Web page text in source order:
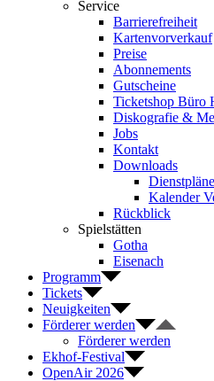
Service
Barrierefreiheit
Kartenvorverkauf
Preise
Abonnements
Gutscheine
Ticketshop Büro
Diskografie &
Jobs
Kontakt
Downloads
Dienstpläne
Kalender
Rückblick
Spielstätten
Gotha
Eisenach
Programm
Tickets
Neuigkeiten
Förderer werden
Förderer werden
Ekhof-Festival
OpenAir 2026